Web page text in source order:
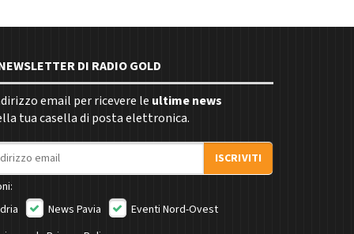
DI RADIO GOLD
email per ricevere le ultime news
tua casella di posta elettronica.
ISCRIVITI
News Pavia
Eventi Nord-Ovest